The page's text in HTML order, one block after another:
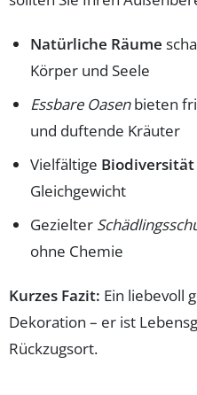
Natürliche Räume
Körper und Seele
Essbare Oasenbieten
und duftende Kräuter
Vielfältige Biodiversität
Gleichgewicht
Gezielter
ohne Chemie
Kurzes Fazit: Ein liebevoll
Dekoration – er ist
Rückzugsort.